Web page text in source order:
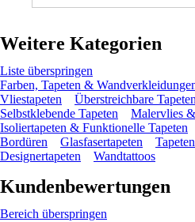
Weitere Kategorien
Liste überspringen
Farben, Tapeten &
Vliestapeten
Überstreichbare Tapeten
Selbstklebende Tapeten
Malervlies
Isoliertapeten & Funktionelle Tapeten
Bordüren
Glasfasertapeten
Designertapeten
Wandtattoos
Kundenbewertungen
Bereich überspringen